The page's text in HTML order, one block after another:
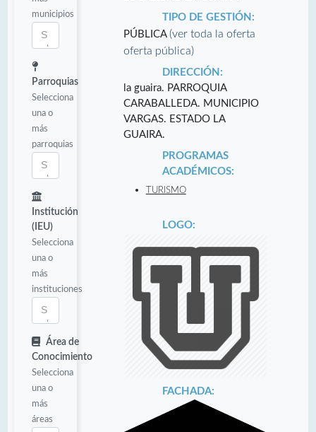
municipios
Parroquias
Selecciona
una o
más
parroquias
Institución
(IEU)
Selecciona
una o
más
instituciones
Área de
Conocimiento
Selecciona
una o
más
áreas
TIPO DE GESTIÓN:
PÚBLICA (ver toda la oferta
oferta pública)
DIRECCIÓN:
la guaira. PARROQUIA
CARABALLEDA. MUNICIPIO
VARGAS. ESTADO LA
GUAIRA.
PROGRAMAS
ACADÉMICOS:
TURISMO
LOGO:
FACHADA: